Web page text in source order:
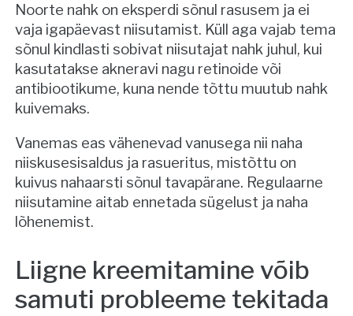
Noorte nahk on eksperdi sõnul rasusem ja ei
vaja igapäevast niisutamist. Küll aga vajab tema
sõnul kindlasti sobivat niisutajat nahk juhul, kui
kasutatakse akneravi nagu retinoide või
antibiootikume, kuna nende tõttu muutub nahk
kuivemaks.
Vanemas eas vähenevad vanusega nii naha
niiskusesisaldus ja rasueritus, mistõttu on
kuivus nahaarsti sõnul tavapärane. Regulaarne
niisutamine aitab ennetada sügelust ja naha
lõhenemist.
Liigne kreemitamine võib
samuti probleeme tekitada